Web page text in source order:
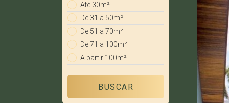
Até 30m²
De 31 a 50m²
De 51 a 70m²
De 71 a 100m²
A partir 100m²
BUSCAR